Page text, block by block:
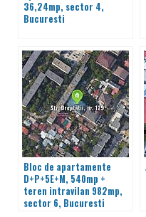
36,24mp, sector 4,
Bucuresti
Bloc de apartamente
D+P+5E+M, 540mp +
teren intravilan 982mp,
sector 6, Bucuresti